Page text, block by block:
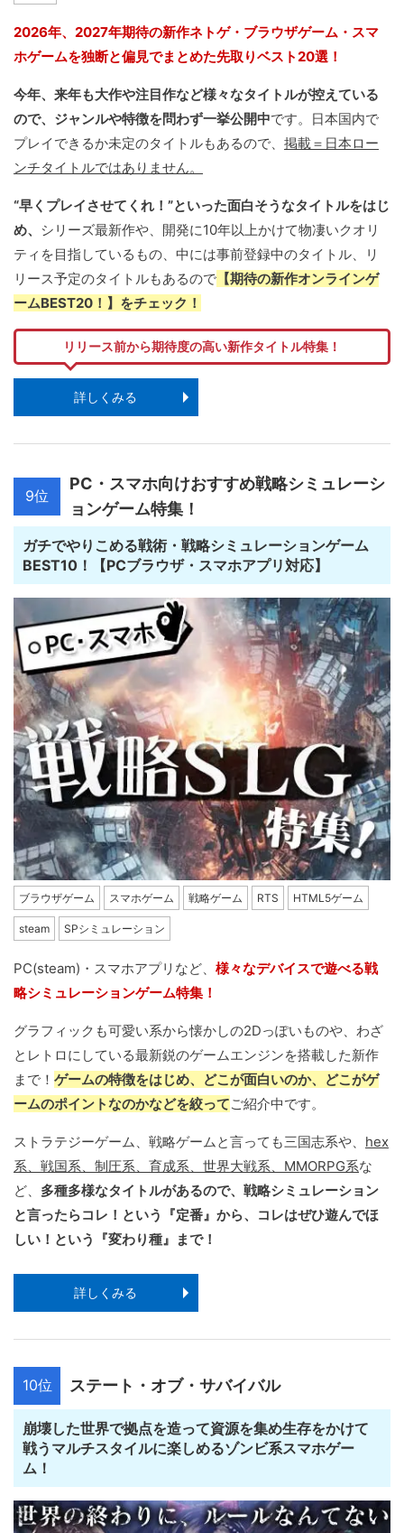
2026年、2027年期待の新作ネトゲ・ブラウザゲーム・スマ
ホゲームを独断と偏見でまとめた先取りベスト20選！
今年、来年も大作や注目作など様々なタイトルが控えている
ので、ジャンルや特徴を問わず一挙公開中です。日本国内で
プレイできるか未定のタイトルもあるので、 掲載＝日本ロー
ンチタイトルではありません。
“早くプレイさせてくれ！”といった面白そうなタイトルをはじ
め、 シリーズ最新作や、開発に10年以上かけて物凄いクオリ
ティを目指しているもの、中には事前登録中のタイトル、リ
リース予定のタイトルもあるので 【期待の新作オンラインゲ
ームBEST20！】をチェック！
リリース前から期待度の高い新作タイトル特集！
詳しくみる
9位
PC・スマホ向けおすすめ戦略シミュレーシ
ョンゲーム特集！
ガチでやりこめる戦術・戦略シミュレーションゲーム
BEST10！【PCブラウザ・スマホアプリ対応】
ブラウザゲーム スマホゲーム 戦略ゲーム RTS HTML5ゲーム
steam SPシミュレーション
PC(steam)・スマホアプリなど、 様々なデバイスで遊べる戦
略シミュレーションゲーム特集！
グラフィックも可愛い系から懐かしの2Dっぽいものや、わざ
とレトロにしている最新鋭のゲームエンジンを搭載した新作
まで！ ゲームの特徴をはじめ、どこが面白いのか、どこがゲ
ームのポイントなのかなどを絞ってご紹介中です。
ストラテジーゲーム、戦略ゲームと言っても三国志系や、 hex
系、戦国系、制圧系、育成系、世界大戦系、MMORPG系な
ど、 多種多様なタイトルがあるので、戦略シミュレーション
と言ったらコレ！という『定番』から、コレはぜひ遊んでほ
しい！という『変わり種』まで！
詳しくみる
10位 ステート・オブ・サバイバル
崩壊した世界で拠点を造って資源を集め生存をかけて
戦うマルチスタイルに楽しめるゾンビ系スマホゲー
ム！